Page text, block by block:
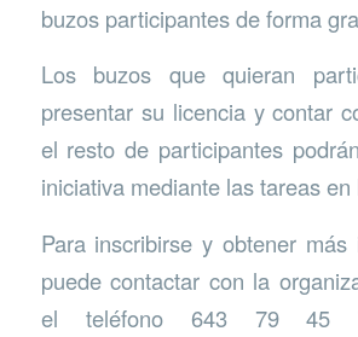
buzos participantes de forma
Los buzos que quieran
presentar su licencia y contar
el resto de participantes
iniciativa mediante las tareas en
Para inscribirse y obtener más
puede contactar con la
el teléfono 643 79 45